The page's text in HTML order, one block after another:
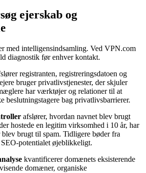
ejerskab og
med intelligensindsamling. Ved VPN.com
diagnostik før enhver kontakt.
registranten, registreringsdatoen og
bruger privatlivstjenester, der skjuler
har værktøjer og relationer til at
beslutningstagere bag privatlivsbarrierer.
afslører, hvordan navnet blev brugt
hostede en legitim virksomhed i 10 år, har
brugt til spam. Tidligere bøder fra
potentialet øjeblikkeligt.
kvantificerer domænets eksisterende
domæner, organiske